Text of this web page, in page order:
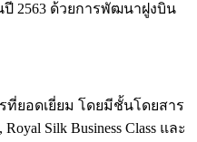
2563 ด้วยการพัฒนาฝูงบิน
ยอดเยี่ยม โดยมีชั้นโดยสาร
Silk Business Class และ